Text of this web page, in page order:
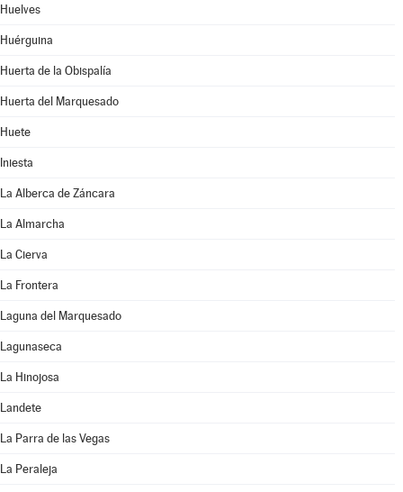
Huelves
Huérguina
Huerta de la Obispalía
Huerta del Marquesado
Huete
Iniesta
La Alberca de Záncara
La Almarcha
La Cierva
La Frontera
Laguna del Marquesado
Lagunaseca
La Hinojosa
Landete
La Parra de las Vegas
La Peraleja